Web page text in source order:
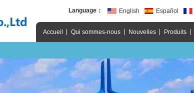
Language： English Español
Accueil Qui sommes-nous Nouvelles Produits